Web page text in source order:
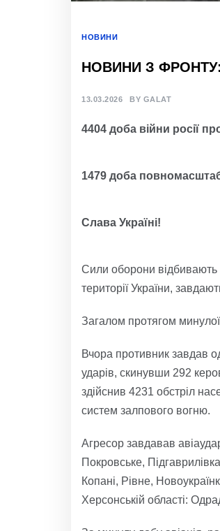
НОВИНИ
НОВИНИ З
13.03.2026 BY GALAT
4404 доба війни росії
1479 доба
Слава Україні!
Сили оборони відбивають
території України,
Загалом протягом
Вчора противник завдав
ударів, скинувши 292
здійснив 4231 обстріл
систем залпового вогню.
Агресор завдавав
Покровське,
Копані, Рівне,
Херсонській області: